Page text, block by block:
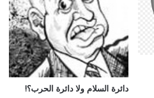
دائرة السلام ولا دائرة الحرب؟!